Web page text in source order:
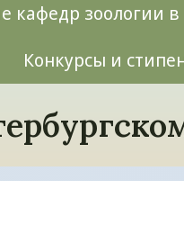
кафедр зоологии
Конкурсы и